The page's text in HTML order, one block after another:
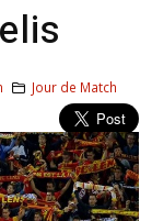
Jour de Match